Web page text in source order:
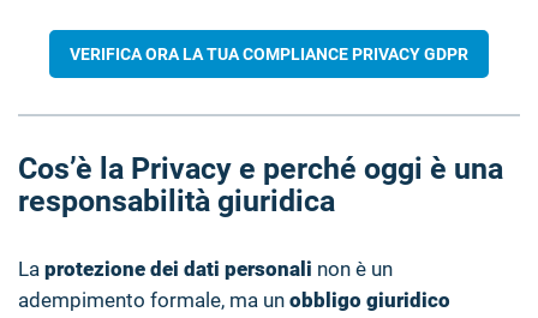
VERIFICA ORA LA TUA COMPLIANCE PRIVACY GDPR
Cos’è la Privacy e perché oggi è una
responsabilità giuridica
La protezione dei dati personali non è un
adempimento formale, ma un obbligo giuridico